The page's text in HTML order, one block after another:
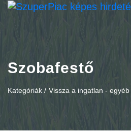
Szobafestő
Kategóriák / Vissza a ingatlan -